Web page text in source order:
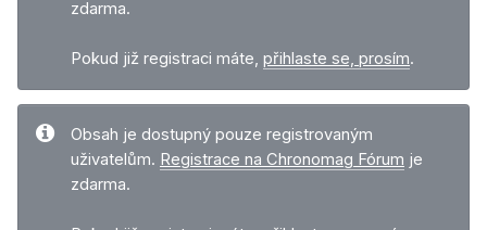
zdarma.
Pokud již registraci máte, přihlaste se, prosím.
Obsah je dostupný pouze registrovaným
uživatelům. Registrace na Chronomag Fórum je
zdarma.